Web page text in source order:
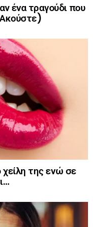
ένα τραγούδι που
χείλη της ενώ σε